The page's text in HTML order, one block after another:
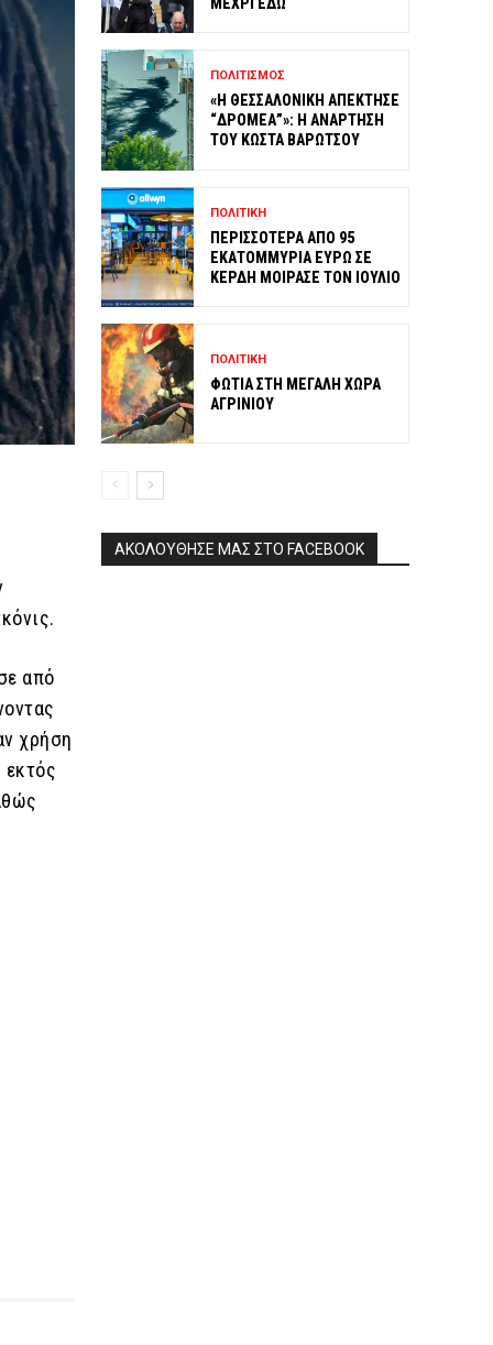
από
χρήση
εκτός
ΜΕΧΡΙ ΕΔΩ
ΠΟΛΙΤΙΣΜΟΣ
«Η ΘΕΣΣΑΛΟΝΙΚΗ ΑΠΕΚΤΗΣΕ
“ΔΡΟΜΕΑ”»: Η ΑΝΑΡΤΗΣΗ
ΤΟΥ ΚΩΣΤΑ ΒΑΡΩΤΣΟΥ
ΠΟΛΙΤΙΚΗ
ΠΕΡΙΣΣΟΤΕΡΑ ΑΠΟ 95
ΕΚΑΤΟΜΜΥΡΙΑ ΕΥΡΩ ΣΕ
ΚΕΡΔΗ ΜΟΙΡΑΣΕ ΤΟΝ ΙΟΥΛΙΟ
ΠΟΛΙΤΙΚΗ
ΦΩΤΙΑ ΣΤΗ ΜΕΓΑΛΗ ΧΩΡΑ
ΑΓΡΙΝΙΟΥ
ΑΚΟΛΟΥΘΗΣΕ ΜΑΣ ΣΤΟ FACEBOOK